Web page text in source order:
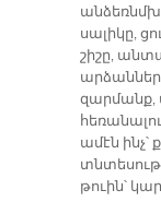
սալիկը,
շիշը,
զարմանք,
ամէն
թուին՝